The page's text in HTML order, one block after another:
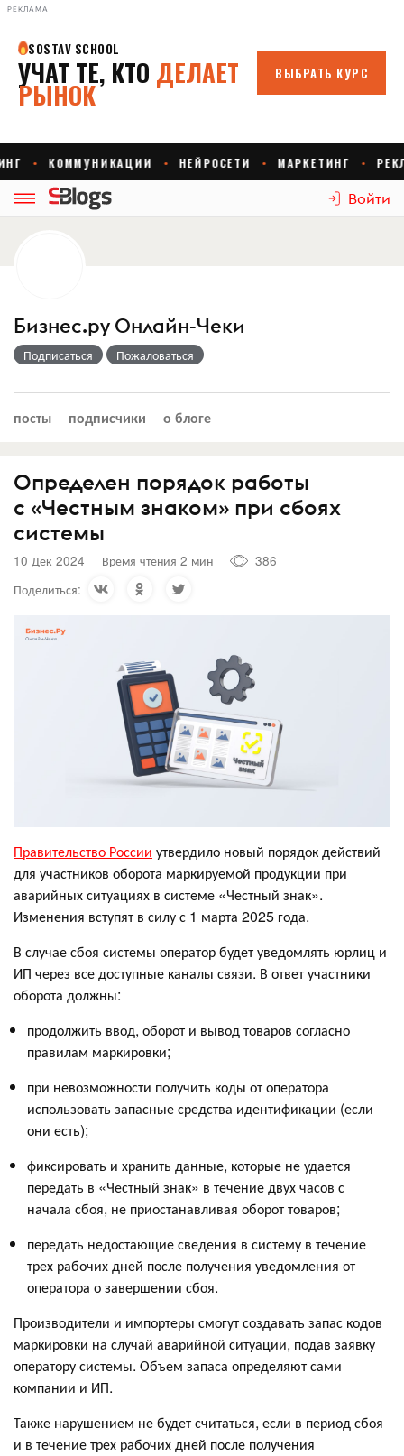
РЕКЛАМА
Войти
Бизнес.ру Онлайн-Чеки
Подписаться Пожаловаться
посты подписчики о блоге
Определен порядок работы
с «Честным знаком» при сбоях
системы
10 Дек 2024 Время чтения 2 мин
386
Поделиться:
Правительство России утвердило новый порядок действий
для участников оборота маркируемой продукции при
аварийных ситуациях в системе «Честный знак».
Изменения вступят в силу с 1 марта 2025 года.
В случае сбоя системы оператор будет уведомлять юрлиц и
ИП через все доступные каналы связи. В ответ участники
оборота должны:
продолжить ввод, оборот и вывод товаров согласно
правилам маркировки;
при невозможности получить коды от оператора
использовать запасные средства идентификации (если
они есть);
фиксировать и хранить данные, которые не удается
передать в «Честный знак» в течение двух часов с
начала сбоя, не приостанавливая оборот товаров;
передать недостающие сведения в систему в течение
трех рабочих дней после получения уведомления от
оператора о завершении сбоя.
Производители и импортеры смогут создавать запас кодов
маркировки на случай аварийной ситуации, подав заявку
оператору системы. Объем запаса определяют сами
компании и ИП.
Также нарушением не будет считаться, если в период сбоя
и в течение трех рабочих дней после получения